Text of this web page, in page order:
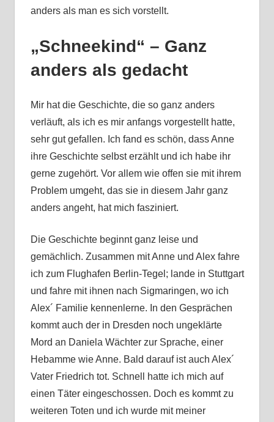
anders als man es sich vorstellt.
„Schneekind“ – Ganz
anders als gedacht
Mir hat die Geschichte, die so ganz anders
verläuft, als ich es mir anfangs vorgestellt hatte,
sehr gut gefallen. Ich fand es schön, dass Anne
ihre Geschichte selbst erzählt und ich habe ihr
gerne zugehört. Vor allem wie offen sie mit ihrem
Problem umgeht, das sie in diesem Jahr ganz
anders angeht, hat mich fasziniert.
Die Geschichte beginnt ganz leise und
gemächlich. Zusammen mit Anne und Alex fahre
ich zum Flughafen Berlin-Tegel; lande in Stuttgart
und fahre mit ihnen nach Sigmaringen, wo ich
Alex´ Familie kennenlerne. In den Gesprächen
kommt auch der in Dresden noch ungeklärte
Mord an Daniela Wächter zur Sprache, einer
Hebamme wie Anne. Bald darauf ist auch Alex´
Vater Friedrich tot. Schnell hatte ich mich auf
einen Täter eingeschossen. Doch es kommt zu
weiteren Toten und ich wurde mit meiner